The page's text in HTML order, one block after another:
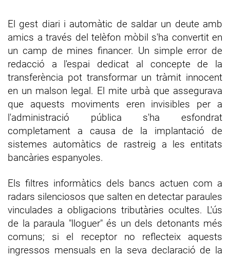
El gest diari i automàtic de saldar un deute amb
amics a través del telèfon mòbil s'ha convertit en
un camp de mines financer. Un simple error de
redacció a l'espai dedicat al concepte de la
transferència pot transformar un tràmit innocent
en un malson legal. El mite urbà que assegurava
que aquests moviments eren invisibles per a
l'administració pública s'ha esfondrat
completament a causa de la implantació de
sistemes automàtics de rastreig a les entitats
bancàries espanyoles.
Els filtres informàtics dels bancs actuen com a
radars silenciosos que salten en detectar paraules
vinculades a obligacions tributàries ocultes. L'ús
de la paraula "lloguer" és un dels detonants més
comuns; si el receptor no reflecteix aquests
ingressos mensuals en la seva declaració de la